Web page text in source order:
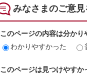
みなさまのご意
このページの内容は分かり
わかりやすかった
このページは見つけやすか